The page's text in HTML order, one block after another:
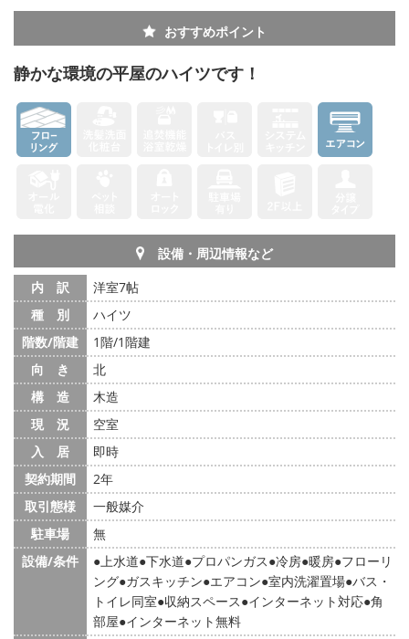
おすすめポイント
静かな環境の平屋のハイツです！
設備・周辺情報など
内 訳
洋室7帖
種 別
ハイツ
階数/階建
1階/1階建
向 き
北
構 造
木造
現 況
空室
入 居
即時
契約期間
2年
取引態様
一般媒介
駐車場
無
設備/条件
上水道 下水道 プロパンガス 冷房 暖房 フローリ
ング ガスキッチン エアコン 室内洗濯置場 バス・
トイレ同室 収納スペース インターネット対応 角
部屋 インターネット無料